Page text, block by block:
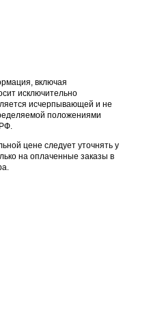
включая
исключительно
исчерпывающей и не
положениями
цене следует уточнять у
на оплаченные заказы в